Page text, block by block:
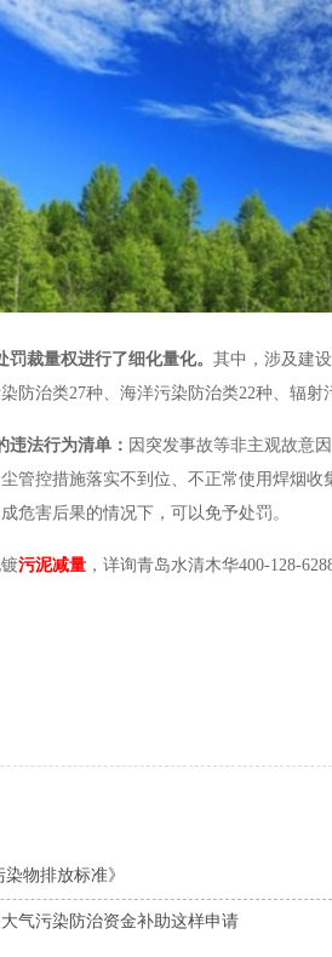
裁量权进行了细化量化。 其中，涉及建
防治类27种、海洋污染防治类22种、辐射
违法行为清单： 因突发事故等非主观故意
管控措施落实不到位、不正常使用焊烟
危害后果的情况下，可以免予处罚。
污泥减量 ，详询青岛水清木华400-128-
物排放标准》
气污染防治资金补助这样申请